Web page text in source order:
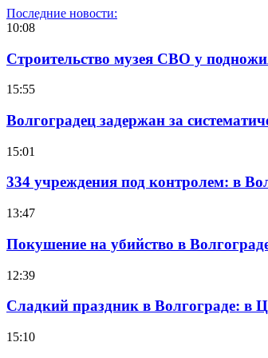
Последние новости:
10:08
Строительство музея СВО у
15:55
Волгоградец задержан за
15:01
334 учреждения под контролем: в
13:47
Покушение на убийство в
12:39
Сладкий праздник в Волгограде: в
15:10